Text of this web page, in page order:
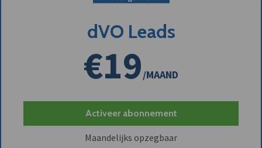
dVO Leads
€19/MAAND
Activeer abonnement
Maandelijks opzegbaar